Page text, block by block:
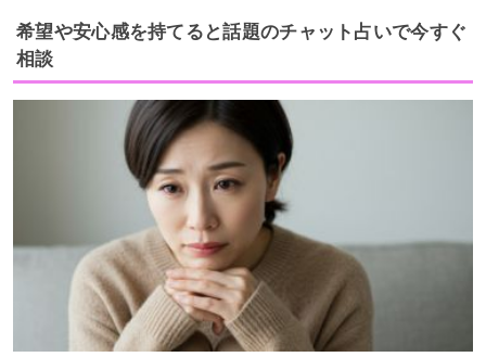
希望や安心感を持てると話題のチャット占いで今すぐ
相談